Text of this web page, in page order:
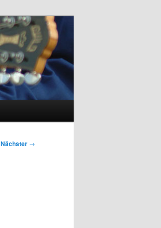
Nächster →